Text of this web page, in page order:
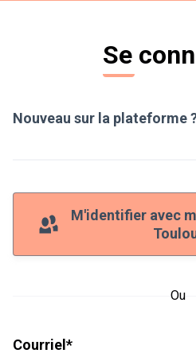
Se
Nouveau sur la plateforme
M'identifier avec
Ou
Courriel *Champ obligatoire